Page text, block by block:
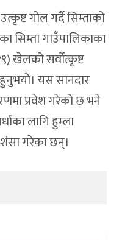
गोल गर्दै सिम्ताको
सिम्ता गाउँपालिकाका
खेलको सर्वोत्कृष्ट
यस सानदार
प्रवेश गरेको छ भने
लागि हुम्ला
गरेका छन्।